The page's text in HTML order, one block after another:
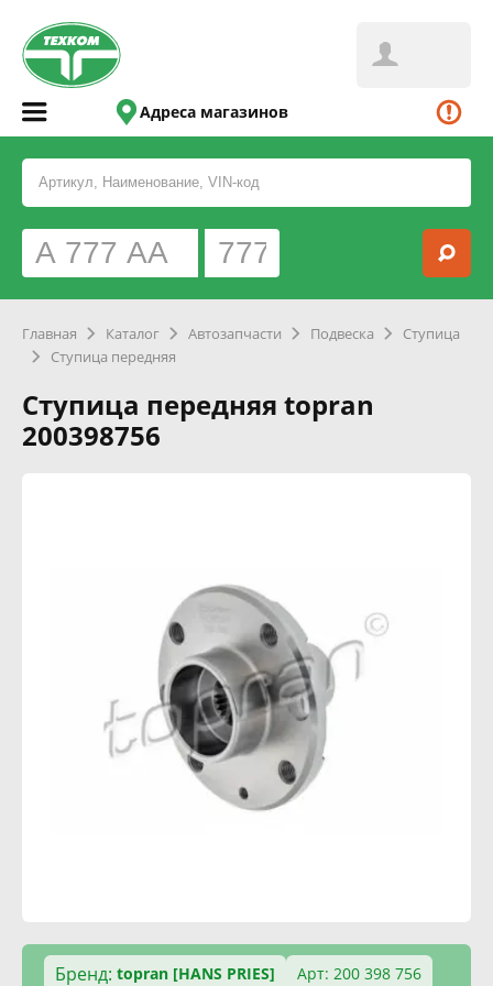
Адреса магазинов
Главная Каталог Автозапчасти Подвеска
Ступица
Ступица передняя
Ступица передняя topran
200398756
Бренд: topran [HANS PRIES]
Арт: 200 398 756